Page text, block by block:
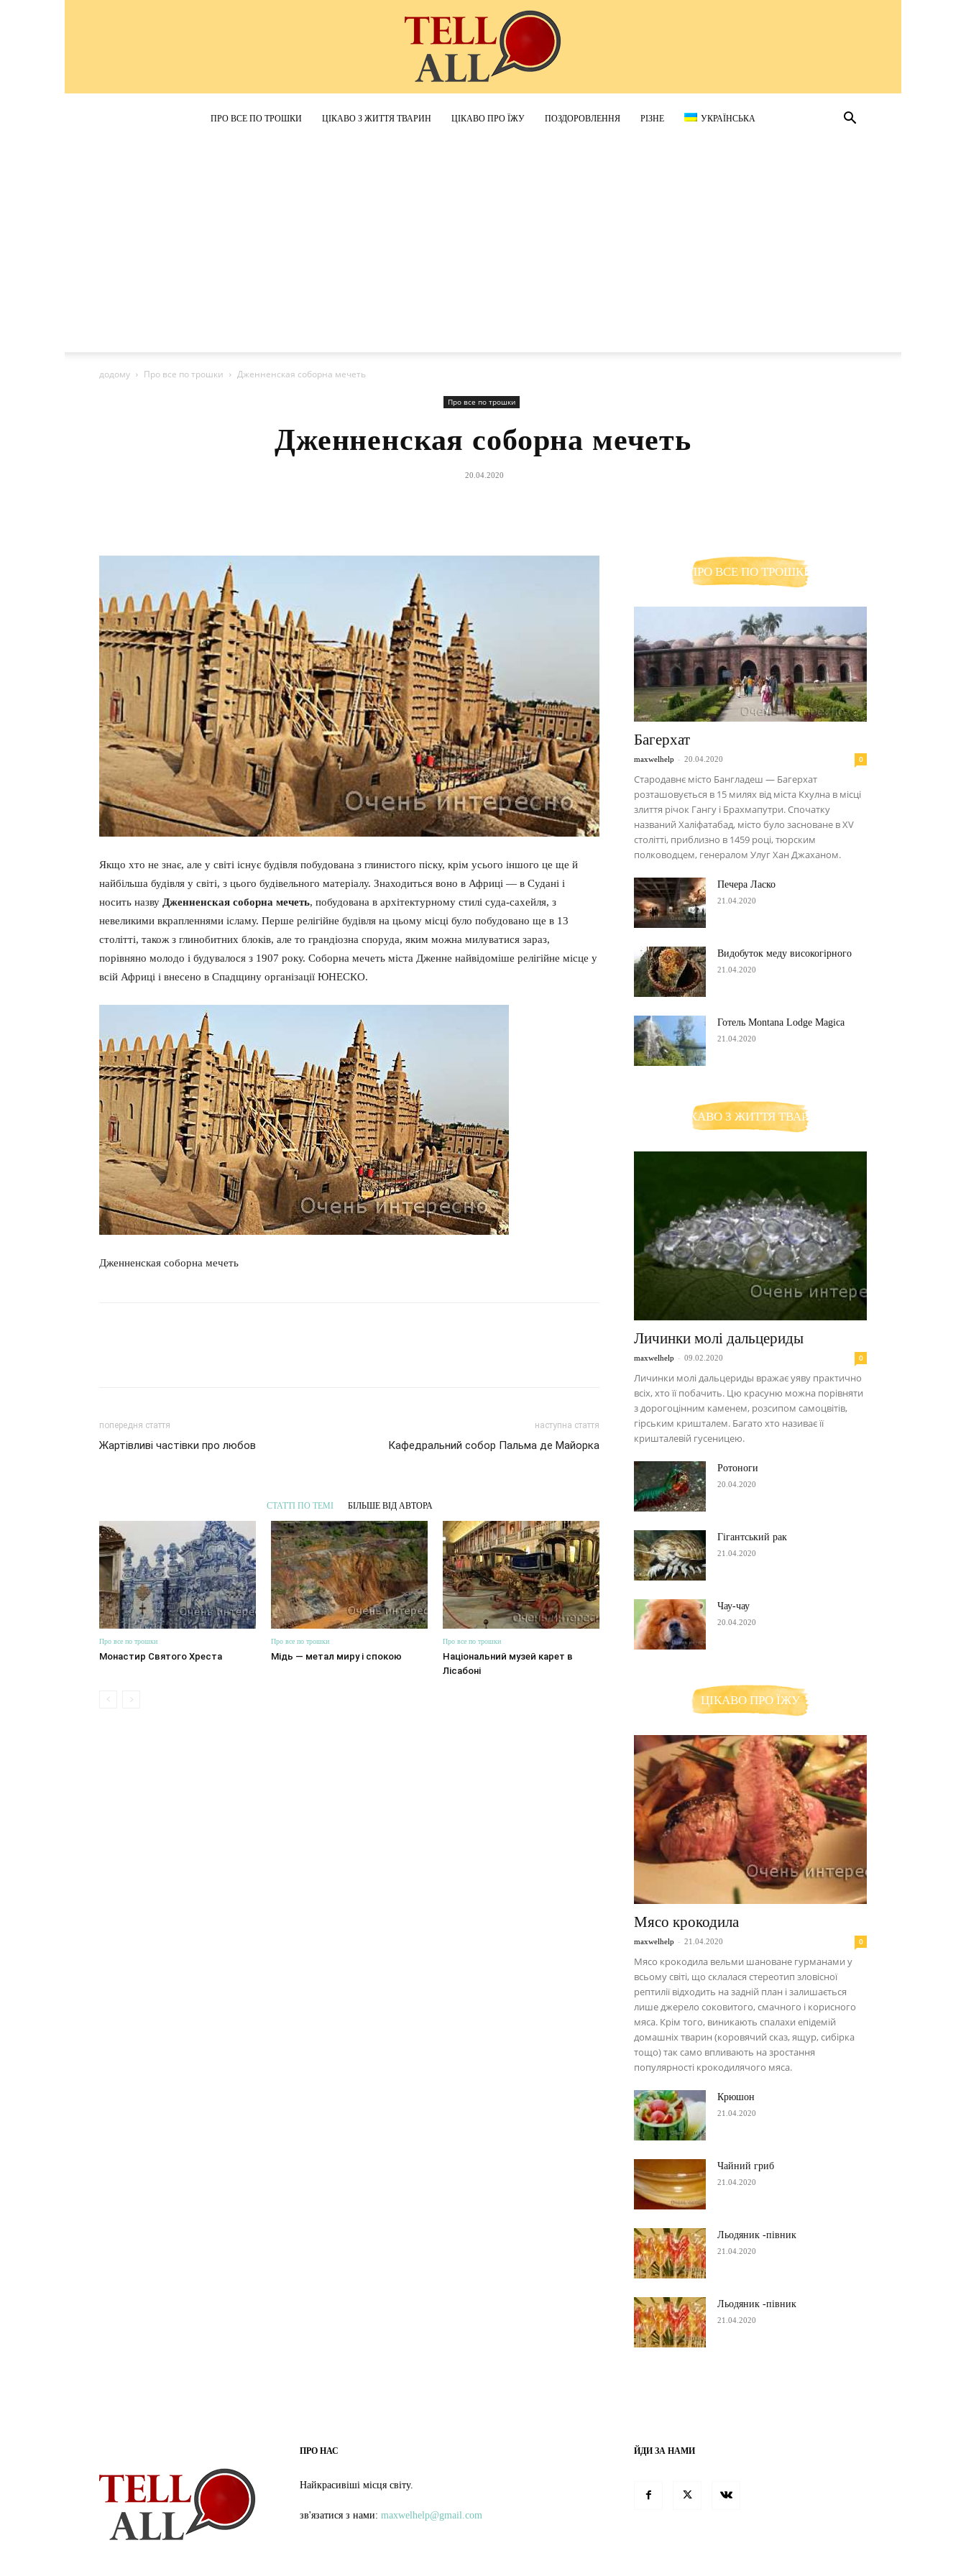
ПРО ВСЕ ПО ТРОШКИ ЦІКАВО З ЖИТТЯ ТВАРИН ЦІКАВО ПРО ЇЖУ ПОЗДОРОВЛЕННЯ РІЗНЕ УКРАЇНСЬКА
додому Про все по трошки Дженненская соборна мечеть
Про все по трошки
Дженненская соборна мечеть
20.04.2020
Якщо хто не знає, але у світі існує будівля побудована з глинистого піску, крім усього іншого це ще й
найбільша будівля у світі, з цього будівельного матеріалу. Знаходиться воно в Африці — в Судані і
носить назву Дженненская соборна мечеть, побудована в архітектурному стилі суда-сахейля, з
невеликими вкрапленнями ісламу. Перше релігійне будівля на цьому місці було побудовано ще в 13
столітті, також з глинобитних блоків, але то грандіозна споруда, яким можна милуватися зараз,
порівняно молодо і будувалося з 1907 року. Соборна мечеть міста Дженне найвідоміше релігійне місце у
всій Африці і внесено в Спадщину організації ЮНЕСКО.
Дженненская соборна мечеть
попередня стаття
Жартівливі частівки про любов
наступна стаття
Кафедральний собор Пальма де Майорка
СТАТТІ ПО ТЕМІ БІЛЬШЕ ВІД АВТОРА
Про все по трошки
Монастир Святого Хреста
Про все по трошки
Мідь — метал миру і спокою
Про все по трошки
Національний музей карет в
Лісабоні
ПРО ВСЕ ПО ТРОШКИ
Багерхат
maxwelhelp - 20.04.2020 0
Стародавнє місто Бангладеш — Багерхат
розташовується в 15 милях від міста Кхулна в місці
злиття річок Гангу і Брахмапутри. Спочатку
названий Халіфатабад, місто було засноване в ХV
столітті, приблизно в 1459 році, тюрским
полководцем, генералом Улуг Хан Джаханом.
Печера Ласко
21.04.2020
Видобуток меду високогірного
21.04.2020
Готель Montana Lodge Magica
21.04.2020
ЦІКАВО З ЖИТТЯ ТВАРИН
Личинки молі дальцериды
maxwelhelp - 09.02.2020 0
Личинки молі дальцериды вражає уяву практично
всіх, хто її побачить. Цю красуню можна порівняти
з дорогоцінним каменем, розсипом самоцвітів,
гірським кришталем. Багато хто називає її
кришталевій гусеницею.
Ротоноги
20.04.2020
Гігантський рак
21.04.2020
Чау-чау
20.04.2020
ЦІКАВО ПРО ЇЖУ
Мясо крокодила
maxwelhelp - 21.04.2020 0
Мясо крокодила вельми шановане гурманами у
всьому світі, що склалася стереотип зловісної
рептилії відходить на задній план і залишається
лише джерело соковитого, смачного і корисного
мяса. Крім того, виникають спалахи епідемій
домашніх тварин (коровячий сказ, ящур, сибірка
тощо) так само впливають на зростання
популярності крокодилячого мяса.
Крюшон
21.04.2020
Чайний гриб
21.04.2020
Льодяник -півник
21.04.2020
Льодяник -півник
21.04.2020
ПРО НАС
Найкрасивіші місця світу.
зв'язатися з нами: maxwelhelp@gmail.com
ЙДИ ЗА НАМИ